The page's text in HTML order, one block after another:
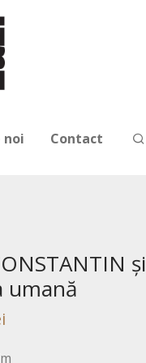
noi Contact
şi
umană